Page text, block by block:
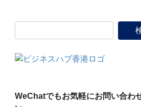
WeChatでもお気軽にお問い合わ